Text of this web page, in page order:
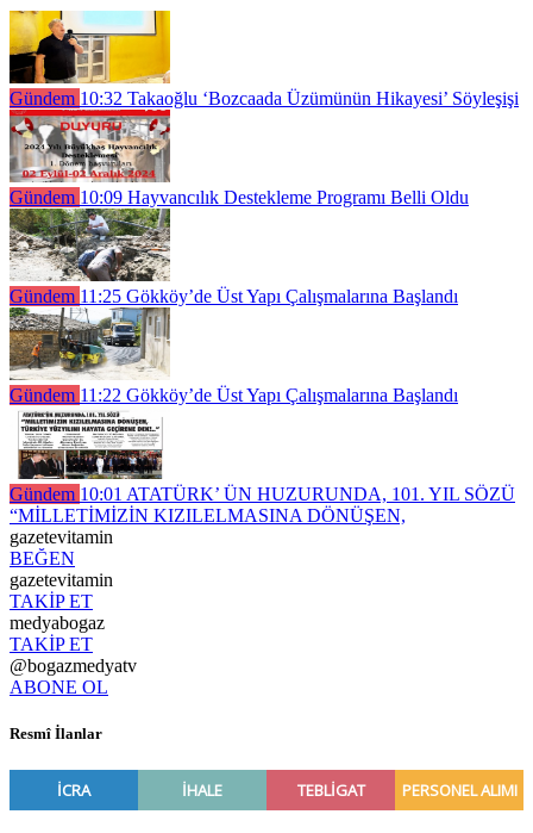
Gündem 10:32 Takaoğlu ‘Bozcaada Üzümünün Hikayesi’ Söyleşişi
Gündem 10:09 Hayvancılık Destekleme Programı Belli Oldu
Gündem 11:25 Gökköy’de Üst Yapı Çalışmalarına Başlandı
Gündem 11:22 Gökköy’de Üst Yapı Çalışmalarına Başlandı
Gündem 10:01 ATATÜRK’ ÜN HUZURUNDA, 101. YIL SÖZÜ
“MİLLETİMİZİN KIZILELMASINA DÖNÜŞEN,
gazetevitamin
BEĞEN
gazetevitamin
TAKİP ET
medyabogaz
TAKİP ET
@bogazmedyatv
ABONE OL
Resmî İlanlar